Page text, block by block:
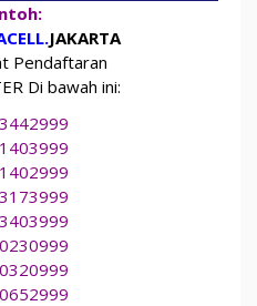
CELL.JAKARTA
Pendaftaran
Di bawah ini: